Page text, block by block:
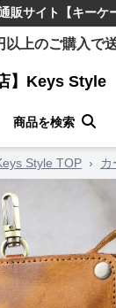
販サイト 【キー
以上のご購入で
】Keys Style
商品を検索
Style TOP ›